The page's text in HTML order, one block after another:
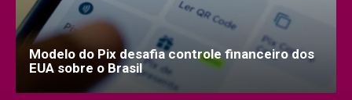
Modelo do Pix desafia controle financeiro dos
EUA sobre o Brasil